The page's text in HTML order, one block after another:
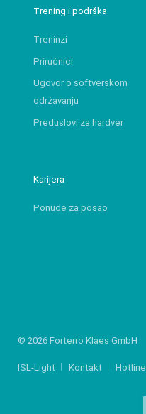
Trening i podrška
Treninzi
Priručnici
Ugovor o softverskom
održavanju
Preduslovi za hardver
Karijera
Ponude za posao
© 2026 Forterro Klaes GmbH
ISL-Light Kontakt Hotline